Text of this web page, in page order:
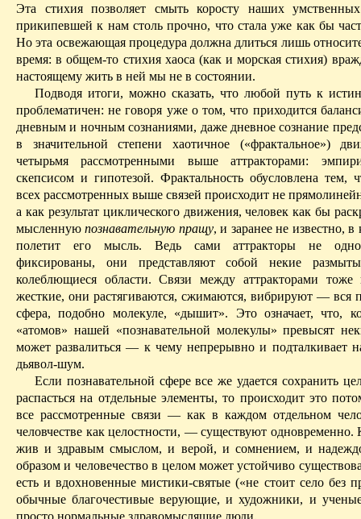
Эта стихия позволяет смыть коросту наших
прикипевшей к нам столь прочно, что стала уже как бы
Но эта освежающая процедура должна длиться лишь
время: вобщем-то стихия хаоса (как и морская стихия)
настоящему жить в ней мы не в состоянии.
Подводя итоги, можно сказать, что любой путь к
проб­лематичен: не говоря уже о том, что приходится
дневным и ночным сознаниями, даже дневное сознание
в значительной степени хаотичное («фрак­тальное»)
четырьмя рассмотренными выше аттракторами:
скепсисом и гипотезой. Фрактальность обусловлена тем,
всех рассмотренных выше связей происходит не
а как результат циклического движения, человек как бы
мысленнуюпознавательную пращу, и заранее не известно,
полетит его мысль. Ведь сами аттракторы не
фиксированы, они представляют собой некие
колеблющиеся области. Связи между аттракторами тоже
жесткие, они растягиваются, сжимаются, вибрируют — вся
сфера, подобно молекуле, «дышит». Это означает, что,
«атомов» нашей «познавательной молекулы» превысят
может развалиться — к чему непрерывно и подталкивает
дьявол-шум.
Если познавательной сфере все же удается сохранить
распасться на отдельные элементы, то происходит это
все рассмотренные связи — как в каждом отдельном
челов­честве как целостности, — существуют одновременно.
жив и здравым смыслом, и верой, и сомнением, и
образом и человечество в целом может устойчиво
есть и вдохновенные мистики-святые («не сто­ит село без
обычные благочестивые верующие, и художники, и